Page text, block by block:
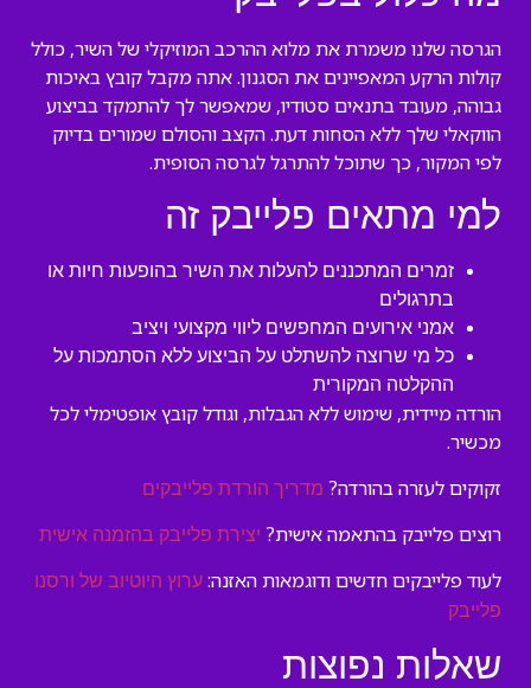
הגרסה שלנו משמרת את מלוא ההרכב המוזיקלי של השיר, כולל
קולות הרקע המאפיינים את הסגנון. אתה מקבל קובץ באיכות
גבוהה, מעובד בתנאים סטודיו, שמאפשר לך להתמקד בביצוע
הווקאלי שלך ללא הסחות דעת. הקצב והסולם שמורים בדיוק
לפי המקור, כך שתוכל להתרגל לגרסה הסופית.
למי מתאים פלייבק זה
זמרים המתכננים להעלות את השיר בהופעות חיות או
בתרגולים
אמני אירועים המחפשים ליווי מקצועי ויציב
כל מי שרוצה להשתלט על הביצוע ללא הסתמכות על
ההקלטה המקורית
הורדה מיידית, שימוש ללא הגבלות, וגודל קובץ אופטימלי לכל
מכשיר.
זקוקים לעזרה בהורדה? מדריך הורדת פלייבקים
רוצים פלייבק בהתאמה אישית? יצירת פלייבק בהזמנה אישית
לעוד פלייבקים חדשים ודוגמאות האזנה: ערוץ היוטיוב של ורסנו
פלייבק
שאלות נפוצות